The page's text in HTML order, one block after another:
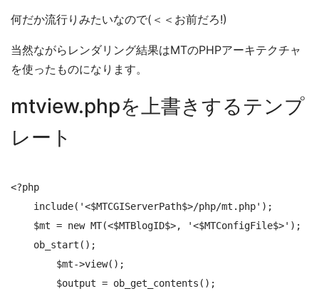
何だか流行りみたいなので(＜＜お前だろ!)
当然ながらレンダリング結果はMTのPHPアーキテクチャ
を使ったものになります。
mtview.phpを上書きするテンプ
レート
<?php
    include('<$MTCGIServerPath$>/php/mt.php');
    $mt = new MT(<$MTBlogID$>, '<$MTConfigFile$>');
    ob_start();
        $mt->view();
        $output = ob_get_contents();